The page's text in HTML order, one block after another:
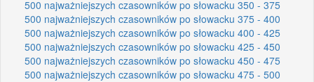
500 najważniejszych czasowników po słowacku 350 - 375
500 najważniejszych czasowników po słowacku 375 - 400
500 najważniejszych czasowników po słowacku 400 - 425
500 najważniejszych czasowników po słowacku 425 - 450
500 najważniejszych czasowników po słowacku 450 - 475
500 najważniejszych czasowników po słowacku 475 - 500